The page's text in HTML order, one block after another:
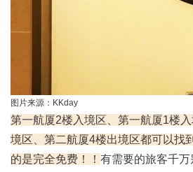
图片来源：KKday
第一航厦2楼入境区、第一航厦1楼
境区、第二航厦4楼出境区都可以找
的是完全免费！！ 有需要的旅客千万